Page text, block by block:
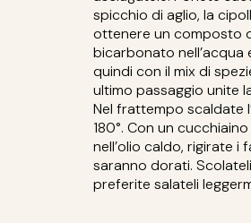
spicchio di aglio, la
ottenere un composto
bicarbonato
quindi con il mix di
ultimo passaggio unite
Nel frattempo scaldate
180°. Con un
nell’olio caldo, rigirate
saranno dorati.
preferite salateli